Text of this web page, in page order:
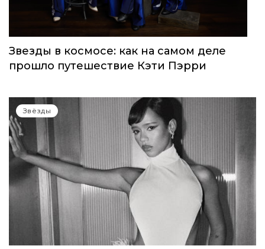
Звезды в космосе: как на самом деле
прошло путешествие Кэти Пэрри
Звёзды